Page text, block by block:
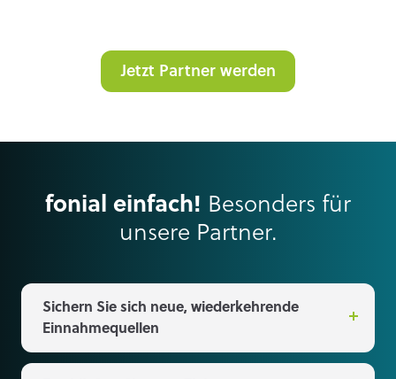
Jetzt Partner werden
fonial einfach! Besonders für
unsere Partner.
Sichern Sie sich neue, wiederkehrende
Einnahmequellen